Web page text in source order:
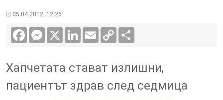
05.04.2012, 12:26
FacebookMessenger LinkedInEmail
Copy
Link
Хапчетата стават излишни,
пациентът здрав след седмица